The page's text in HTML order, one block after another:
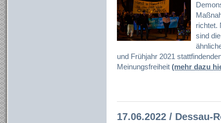
richtet.
sind
und Frühjahr 2021
Meinungsfreiheit (mehr dazu
17.06.2022 / Dessau-